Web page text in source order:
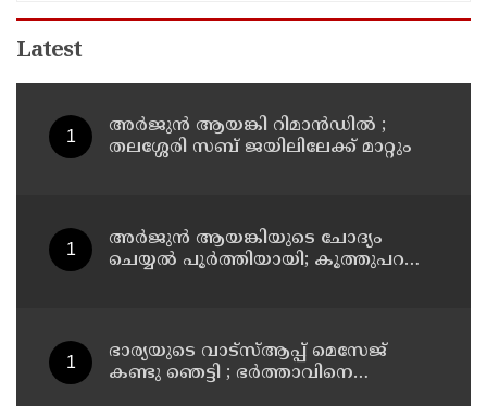
Latest
അര്‍ജുന്‍ ആയങ്കി റിമാന്‍ഡില്‍ ;
തലശ്ശേരി സബ് ജയിലിലേക്ക് മാറ്റും
അര്‍ജുന്‍ ആയങ്കിയുടെ ചോദ്യം
ചെയ്യല്‍ പൂര്‍ത്തിയായി; കൂത്തുപറമ്പ്
ഭാര്യയുടെ വാട്സ്ആപ്പ് മെസേജ്
കണ്ടു ഞെട്ടി ; ഭര്‍ത്താവിനെ